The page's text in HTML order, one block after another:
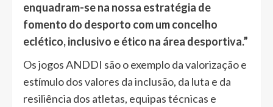
enquadram-se na nossa estratégia de
fomento do desporto com um concelho
eclético, inclusivo e ético na área desportiva.”
Os jogos ANDDI são o exemplo da valorização e
estímulo dos valores da inclusão, da luta e da
resiliência dos atletas, equipas técnicas e